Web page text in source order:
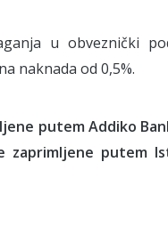
u obveznički
naknada od 0,5%.
putem Addiko
zaprimljene putem